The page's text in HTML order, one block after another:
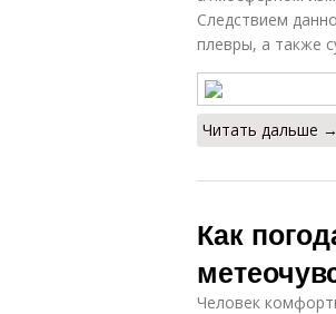
Следствием
плевры, а также
Читать дальше →
Как
Человек